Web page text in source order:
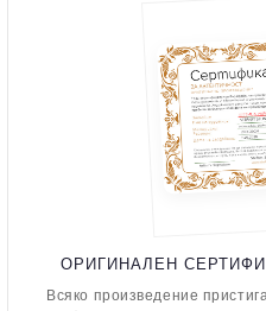
ОРИГИНАЛЕН
Всяко произведение